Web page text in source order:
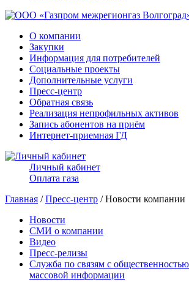
О компании
Закупки
Информация для потребителей
Социальные проекты
Дополнительные услуги
Пресс-центр
Обратная связь
Реализация непрофильных активов
Запись абонентов на приём
Интернет-приемная ГД
Личный кабинет
Оплата газа
Главная /Пресс-центр / Новости компании
Новости
СМИ о компании
Видео
Пресс-релизы
Служба по связям с
массовой информации